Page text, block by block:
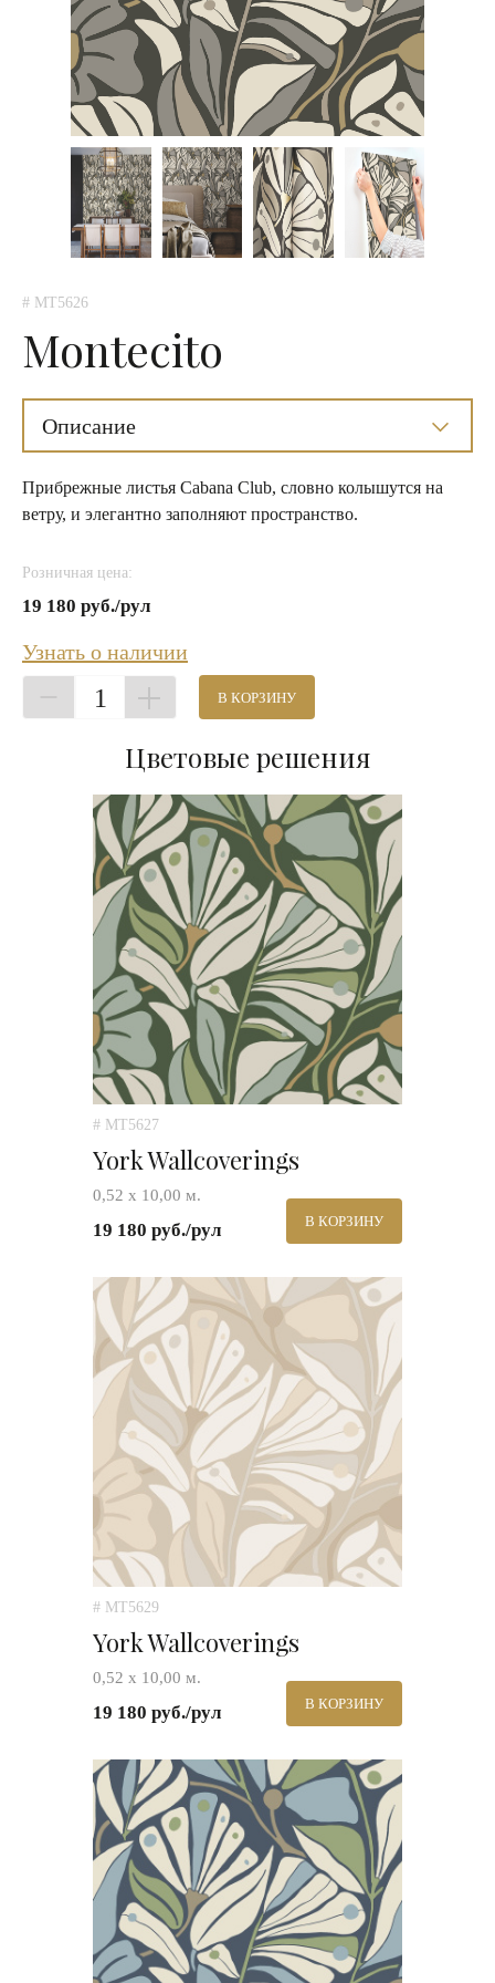
# MT5626
Montecito
Описание
Прибрежные листья Cabana Club, словно колышутся на
ветру, и элегантно заполняют пространство.
Розничная цена:
19 180 руб./рул
Узнать о наличии
1 В КОРЗИНУ
Цветовые решения
# MT5627
York Wallcoverings
0,52 х 10,00 м.
19 180 руб./рул В КОРЗИНУ
# MT5629
York Wallcoverings
0,52 х 10,00 м.
19 180 руб./рул В КОРЗИНУ